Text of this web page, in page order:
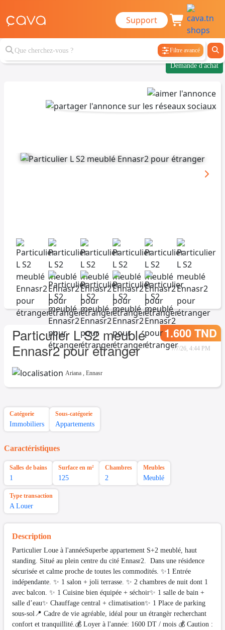
Support
Filtre avancé
Demande d'achat
Particulier L S2 meublé
Ennasr2 pour étranger
1.600 TND
7/7/26, 4:44 PM
Ariana , Ennasr
Catégorie
Immobiliers
Sous-catégorie
Appartements
Caractéristiques
Salles de bains
1
Surface en m²
125
Chambres
2
Meubles
Meublé
Type transaction
A Louer
Description
Particulier Loue à l'annéeSuperbe appartement S+2 meublé, haut
standing. Situé au plein centre du cité Ennasr2. Dans une résidence
sécurisée et calme proche de toutes les commodités. ✨1 Entrée
indépendante. ✨ 1 salon + joli terrasse. ✨ 2 chambres de nuit dont 1
avec balcon. ✨ 1 Cuisine bien équipée + séchoir✨ 1 salle de bain +
salle d’eau✨ Chauffage central + climatisation✨ 1 Place de parking
sous-sol📍 Cadre de vie agréable, idéal pour un étrangèr recherchant
confort et tranquillité.💰 Loyer à l'année: 1600 DT / mois 💰 Caution :